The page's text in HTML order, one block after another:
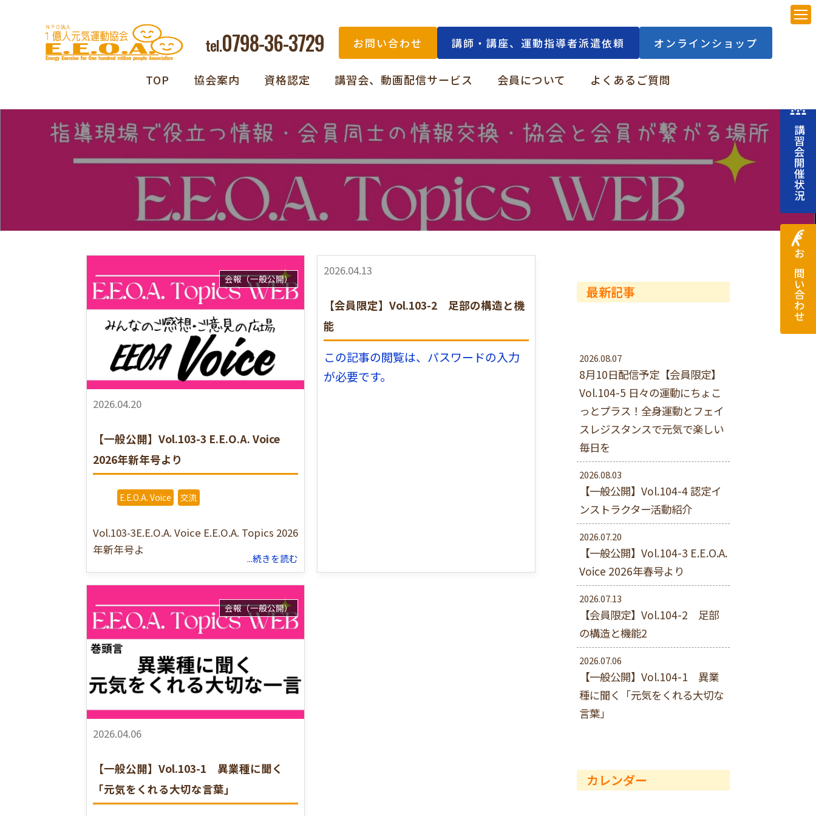
tel.0798-36-3729 お問い合わせ 講師・講座、運動指導者派遣依頼 オンラインショップ
TOP 協会案内 資格認定 講習会、動画配信サービス 会員について よくあるご質問
2026.04.20
【一般公開】Vol.103-3 E.E.O.A. Voice
2026年新年号より
会報（一般公開）
E.E.O.A. Voice 交流
Vol.103-3E.E.O.A. Voice E.E.O.A. Topics 2026
年新年号よ
...続きを読む
2026.04.13
【会員限定】Vol.103-2 足部の構造と機
能
この記事の閲覧は、パスワードの入力
が必要です。
2026.04.06
【一般公開】Vol.103-1 異業種に聞く
「元気をくれる大切な言葉」
会報（一般公開）
最新記事
2026.08.07
8月10日配信予定【会員限定】
Vol.104-5 日々の運動にちょこ
っとプラス！全身運動とフェイ
スレジスタンスで元気で楽しい
毎日を
2026.08.03
【一般公開】Vol.104-4 認定イ
ンストラクター活動紹介
2026.07.20
【一般公開】Vol.104-3 E.E.O.A.
Voice 2026年春号より
2026.07.13
【会員限定】Vol.104-2 足部
の構造と機能2
2026.07.06
【一般公開】Vol.104-1 異業
種に聞く「元気をくれる大切な
言葉」
カレンダー
講習会開催状況
お問い合わせ